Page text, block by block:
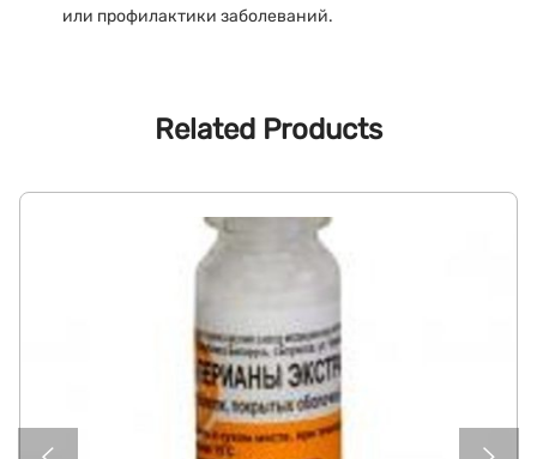
или профилактики заболеваний.
Related Products